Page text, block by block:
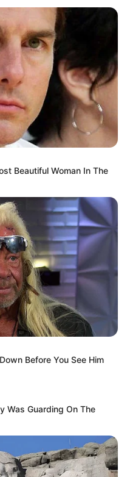
Beautiful Woman In The
Before You See Him
Was Guarding On The